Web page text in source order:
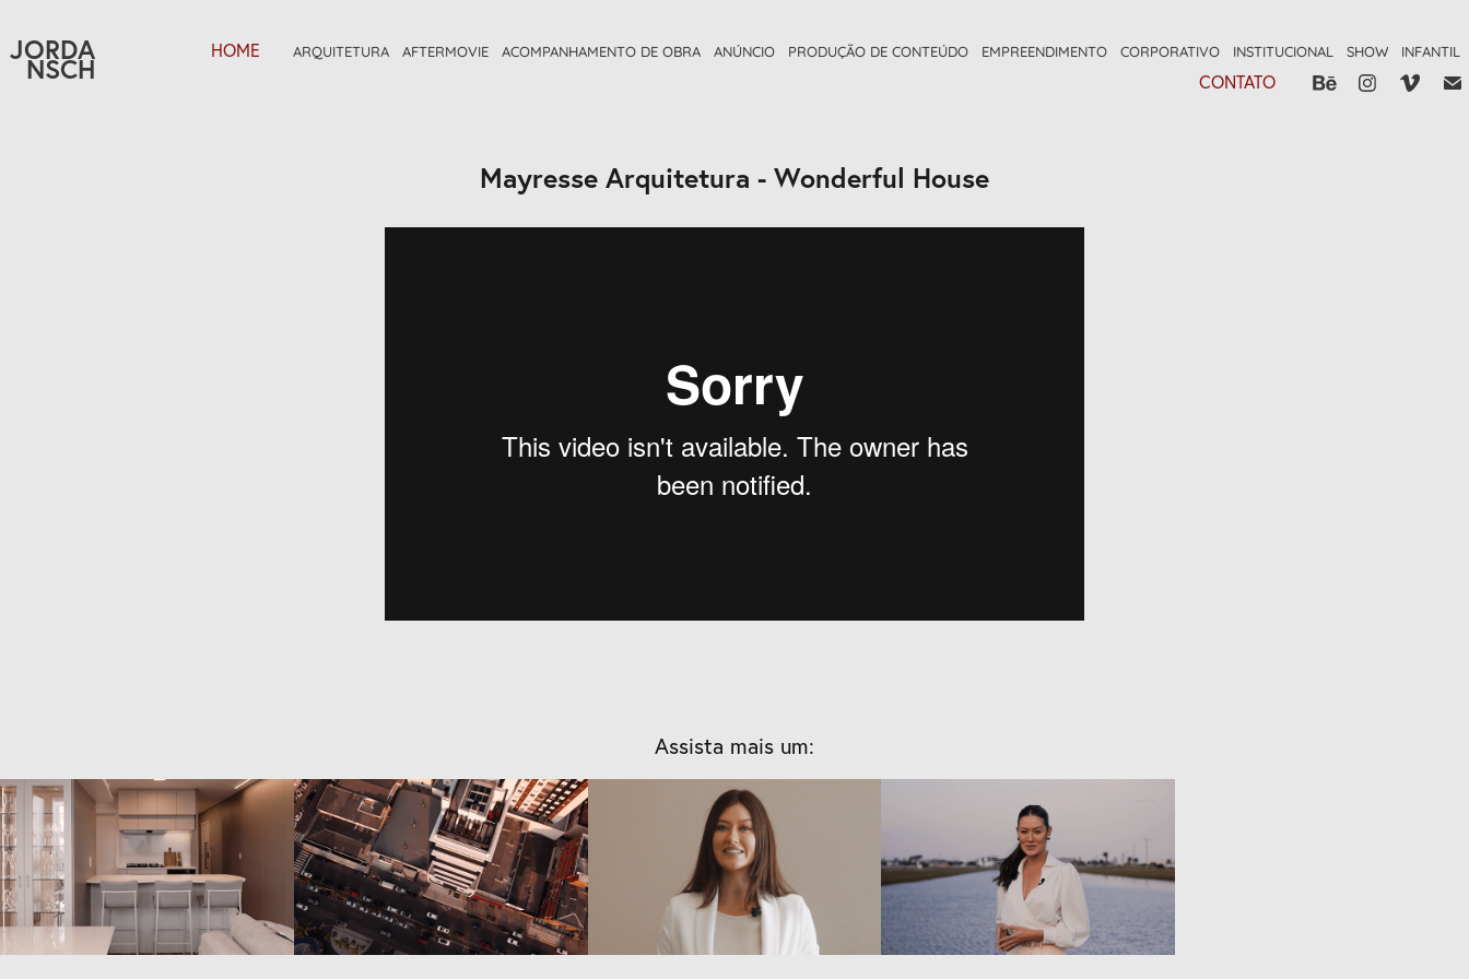
JORDA
NSCH
HOME ARQUITETURA AFTERMOVIE ACOMPANHAMENTO DE OBRA ANÚNCIO PRODUÇÃO DE CONTEÚDO EMPREENDIMENTO CORPORATIVO INSTITUCIONAL SHOW INFANTIL
CONTATO
Mayresse Arquitetura - Wonderful House
Assista mais um:
Constrular Construtora
- Tonho 601
Constrular Construtora
- Tonho Residence
Dorata
Empreendimentos -
Seasons |
Apresentação
Dorata
Empreendimentos -
Seasons |
Apresentação